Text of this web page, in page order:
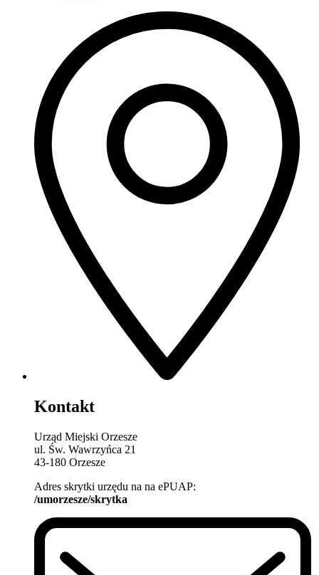
Kontakt
Urząd Miejski Orzesze
ul. Św. Wawrzyńca 21
43-180 Orzesze
Adres skrytki urzędu na na ePUAP:
/umorzesze/skrytka